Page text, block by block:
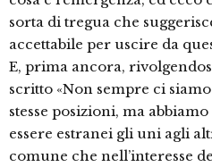
sorta di tregua che
accettabile per uscire da
E, prima ancora,
scritto «Non sempre ci
stesse posizioni, ma
essere estranei gli uni agli
comune che nell’interesse